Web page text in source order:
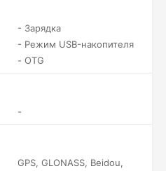
- Зарядка
- Режим USB-накопителя
- OTG
-
GPS, GLONASS, Beidou,